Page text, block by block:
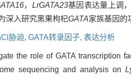
， LrGATA23基因表达量上调
深入研究黑果枸杞GATA家族基因的
胁迫, GATA转录因子, 表达分析
the role of GATA transcription
sequencing and analysis on